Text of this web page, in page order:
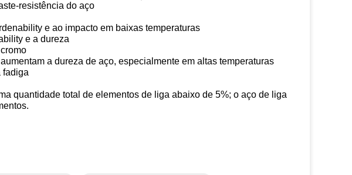
resistência do aço
e ao impacto em baixas temperaturas
e a dureza
a dureza de aço, especialmente em altas temperaturas
fadiga
quantidade total de elementos de liga abaixo de 5%; o aço de liga